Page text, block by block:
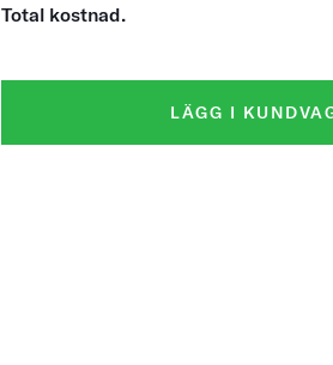
Total kostnad.
LÄGG I